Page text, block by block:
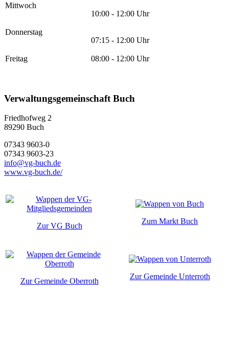
Mittwoch
10:00 - 12:00 Uhr
Donnerstag
07:15 - 12:00 Uhr
Freitag 08:00 - 12:00 Uhr
Verwaltungsgemeinschaft Buch
Friedhofweg 2
89290 Buch
07343 9603-0
07343 9603-23
info@vg-buch.de
www.vg-buch.de/
Zur VG Buch
Zum Markt Buch
Zur Gemeinde Oberroth
Zur Gemeinde Unterroth